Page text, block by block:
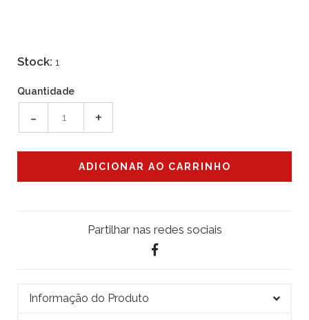
Stock: 1
Quantidade
- +
Partilhar nas redes sociais
Informação do Produto